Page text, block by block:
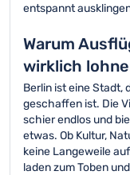
entspannt
Warum
wirklich
Berlin ist eine Stadt,
geschaffen ist. Die
schier endlos und
etwas. Ob Kultur,
keine Langeweile
laden zum Toben